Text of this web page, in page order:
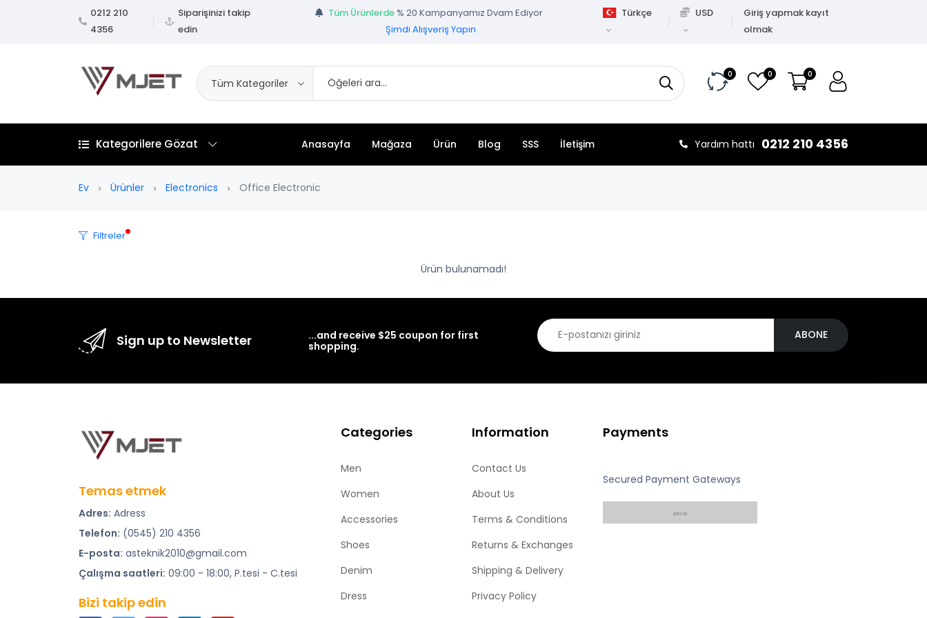
0212 210
4356
Siparişinizi takip
edin
Tüm Ürünlerde% 20 Kampanyamız Dvam Ediyor
Şimdi Alışveriş Yapın
Get great devices up to 50% off
Türkçe USD
Giriş yapmak kayıt
olmak
Tüm Kategoriler
0 0 0
Kategorilere Gözat Anasayfa Mağaza Ürün Blog SSS İletişim Yardım hattı 0212 210 4356
Ev Ürünler Electronics Office Electronic
Filtreler
Ürün bulunamadı!
Sign up to Newsletter
...and receive $25 coupon for first
shopping.
ABONE
Temas etmek
Adres: Adress
Telefon: (0545) 210 4356
E-posta: asteknik2010@gmail.com
Çalışma saatleri: 09:00 - 18:00, P.tesi - C.tesi
Bizi takip edin
Categories
Men
Women
Accessories
Shoes
Denim
Dress
Information
Contact Us
About Us
Terms & Conditions
Returns & Exchanges
Shipping & Delivery
Privacy Policy
Payments
Secured Payment Gateways